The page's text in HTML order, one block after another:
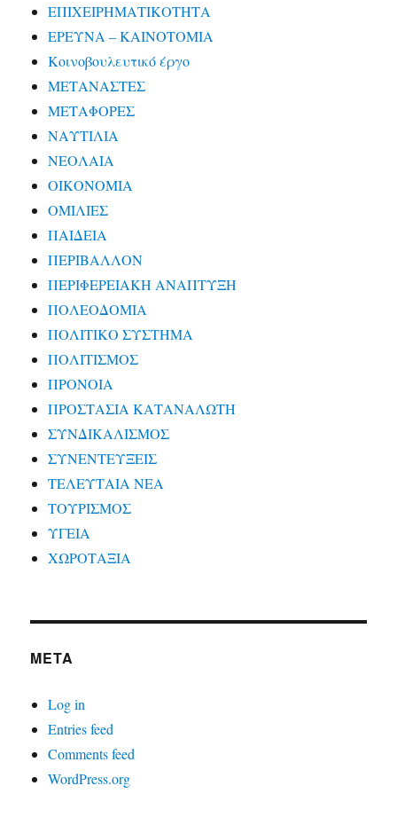
ΕΠΙΧΕΙΡΗΜΑΤΙΚΟΤΗΤΑ
ΕΡΕΥΝΑ – ΚΑΙΝΟΤΟΜΙΑ
Κοινοβουλευτικό έργο
ΜΕΤΑΝΑΣΤΕΣ
ΜΕΤΑΦΟΡΕΣ
ΝΑΥΤΙΛΙΑ
ΝΕΟΛΑΙΑ
ΟΙΚΟΝΟΜΙΑ
ΟΜΙΛΙΕΣ
ΠΑΙΔΕΙΑ
ΠΕΡΙΒΑΛΛΟΝ
ΠΕΡΙΦΕΡΕΙΑΚΗ ΑΝΑΠΤΥΞΗ
ΠΟΛΕΟΔΟΜΙΑ
ΠΟΛΙΤΙΚΟ ΣΥΣΤΗΜΑ
ΠΟΛΙΤΙΣΜΟΣ
ΠΡΟΝΟΙΑ
ΠΡΟΣΤΑΣΙΑ ΚΑΤΑΝΑΛΩΤΗ
ΣΥΝΔΙΚΑΛΙΣΜΟΣ
ΣΥΝΕΝΤΕΥΞΕΙΣ
ΤΕΛΕΥΤΑΙΑ ΝΕΑ
ΤΟΥΡΙΣΜΟΣ
ΥΓΕΙΑ
ΧΩΡΟΤΑΞΙΑ
META
Log in
Entries feed
Comments feed
WordPress.org